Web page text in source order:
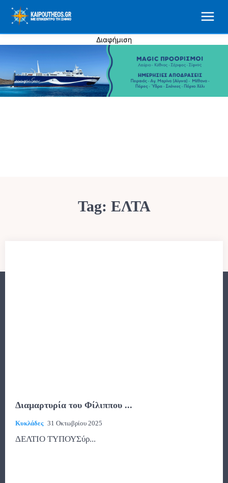
Διαφήμιση
Tag: ΕΛΤΑ
Διαμαρτυρία του Φίλιππου ...
Κυκλάδες 31 Οκτωβρίου 2025
ΔΕΛΤΙΟ ΤΥΠΟΥΣύρ...